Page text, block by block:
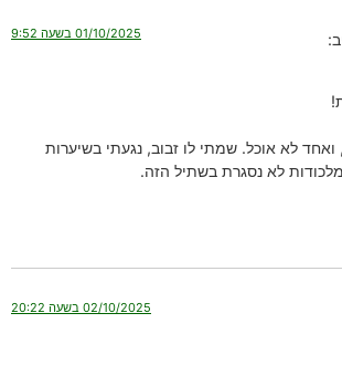
01/10/2025 בשעה 9:52
לא אוכל. שמתי לו זבוב, נגעתי בשיערות
לא נסגרת בשתיל הזה.
02/10/2025 בשעה 20:22